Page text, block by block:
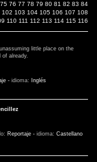
75 76 77 78 79 80 81 82 83 84
102 103 104 105 106 107 108
110 111 112 113 114 115 116
little place on the
already.
- idioma:
Inglés
Reportaje - idioma: Castellano